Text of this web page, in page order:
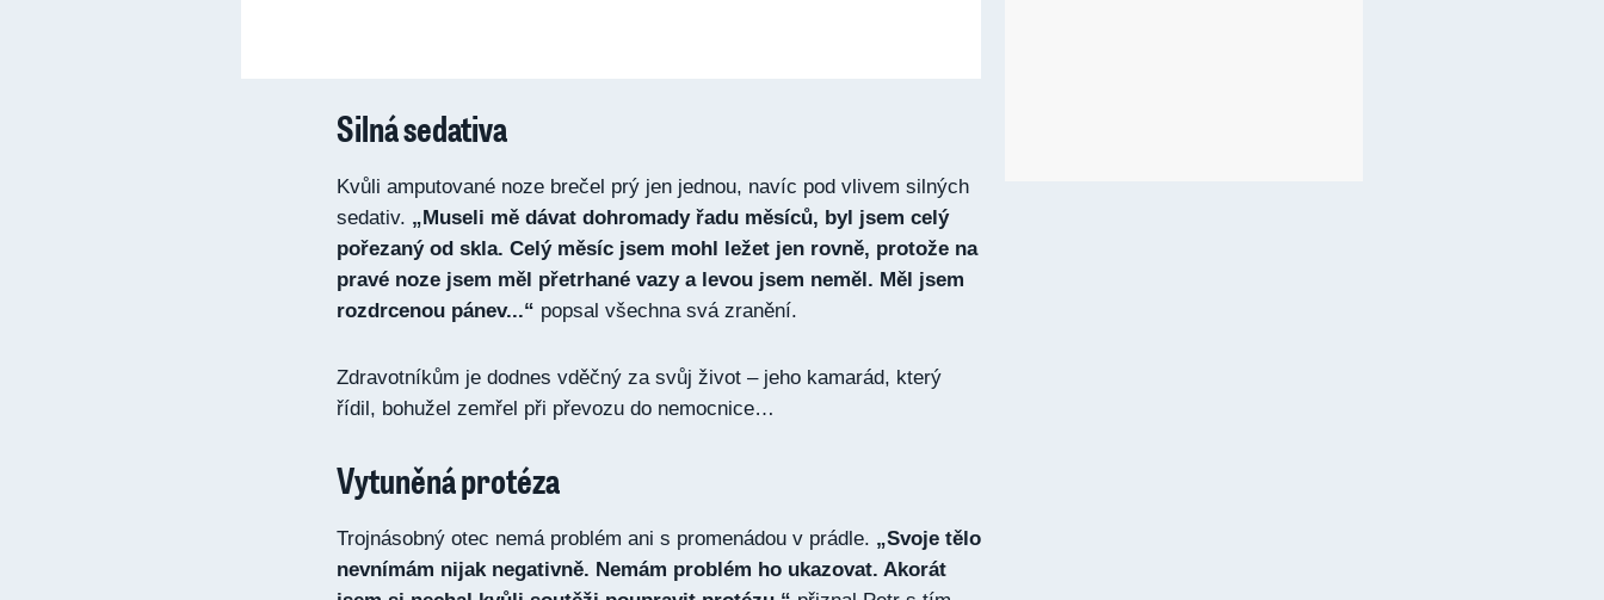
Silná sedativa
Kvůli amputované noze brečel prý jen jednou, navíc pod vlivem silných
sedativ. „Museli mě dávat dohromady řadu měsíců, byl jsem celý
pořezaný od skla. Celý měsíc jsem mohl ležet jen rovně, protože na
pravé noze jsem měl přetrhané vazy a levou jsem neměl. Měl jsem
rozdrcenou pánev...“ popsal všechna svá zranění.
Zdravotníkům je dodnes vděčný za svůj život – jeho kamarád, který
řídil, bohužel zemřel při převozu do nemocnice…
Vytuněná protéza
Trojnásobný otec nemá problém ani s promenádou v prádle. „Svoje tělo
nevnímám nijak negativně. Nemám problém ho ukazovat. Akorát